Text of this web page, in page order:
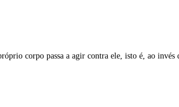
corpo passa a agir contra ele, isto é, ao invés